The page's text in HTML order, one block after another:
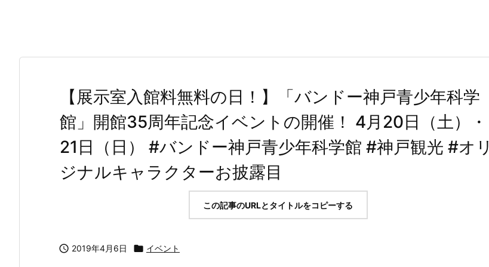
【展示室入館料無料の日！】「バンドー神戸青少年科学
館」開館35周年記念イベントの開催！ 4月20日（土）・
21日（日） #バンドー神戸青少年科学館 #神戸観光 #オリ
ジナルキャラクターお披露目
この記事のURLとタイトルをコピーする
 2019年4月6日  イベント